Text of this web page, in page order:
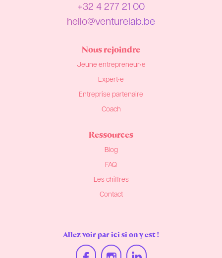
Nous rejoindre
Jeune entrepreneur•e
Expert•e
Entreprise partenaire
Coach
Ressources
Blog
FAQ
Les chiffres
Contact
+32 4 277 21 00
hello@venturelab.be
Allez voir par ici si on y est !